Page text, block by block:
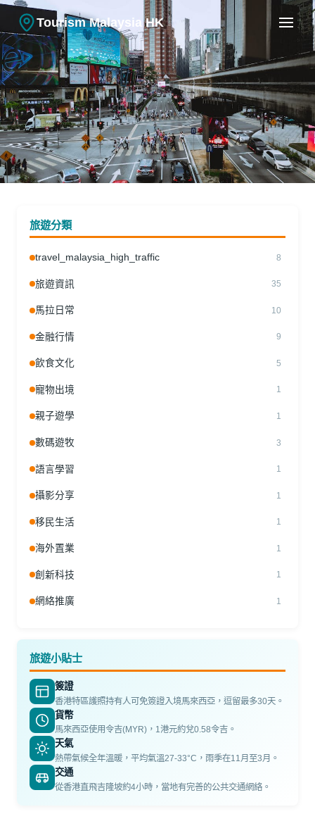
Tourism Malaysia HK
馬來西亞自駕遊攻略：租車、路況
和注意事項
21.02.2026 林雅詩
旅遊分類
travel_malaysia_high_traffic 8
旅遊資訊 35
馬拉日常 10
金融行情 9
飲食文化 5
寵物出境 1
親子遊學 1
數碼遊牧 3
語言學習 1
攝影分享 1
移民生活 1
海外置業 1
創新科技 1
網絡推廣 1
旅遊小貼士
簽證
香港特區護照持有人可免簽證入境馬來西亞，逗留最多30天。
貨幣
馬來西亞使用令吉(MYR)，1港元約兌0.58令吉。
天氣
熱帶氣候全年溫暖，平均氣溫27-33°C，雨季在11月至3月。
交通
從香港直飛吉隆坡約4小時，當地有完善的公共交通網絡。